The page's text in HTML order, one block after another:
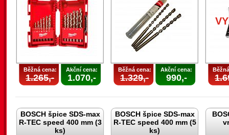
Běžná cena:
1.265,-
Akční cena:
1.070,-
Běžná cena:
1.329,-
Akční cena:
990,-
BOSCH špice SDS-max
R-TEC speed 400 mm (3
ks)
BOSCH špice SDS-max
R-TEC speed 400 mm (5
ks)